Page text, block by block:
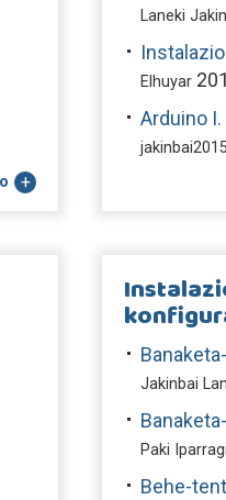
Laneki
Elhuyar
Arduino I.
Jakinbai
Paki
Behe-